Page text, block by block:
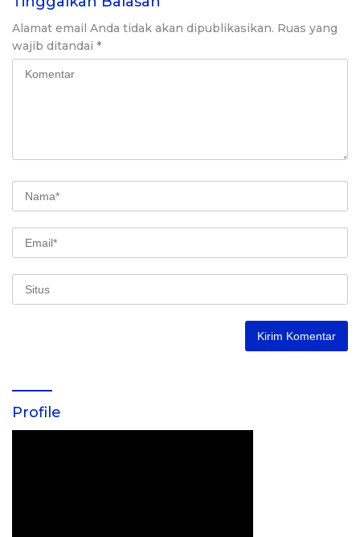
Alamat email Anda tidak akan dipublikasikan. Ruas yang
wajib ditandai *
Profile